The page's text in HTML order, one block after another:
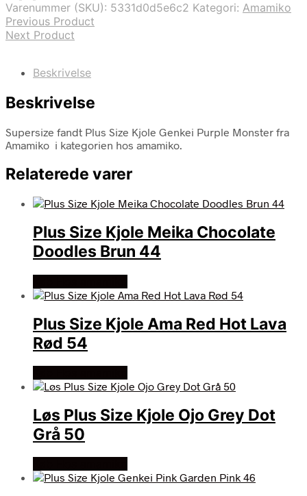
Varenummer (SKU): 5331d0d5e6c2 Kategori: Amamiko
Previous Product
Next Product
Beskrivelse
Beskrivelse
Supersize fandt Plus Size Kjole Genkei Purple Monster fra
Amamiko i kategorien hos amamiko.
Relaterede varer
Plus Size Kjole Meika Chocolate
Doodles Brun 44
Plus Size Kjole Ama Red Hot Lava
Rød 54
Løs Plus Size Kjole Ojo Grey Dot
Grå 50